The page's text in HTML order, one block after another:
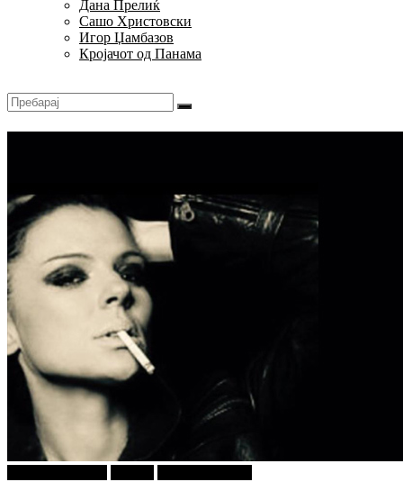
Дана Прелиќ
Сашо Христовски
Игор Џамбазов
Кројачот од Панама